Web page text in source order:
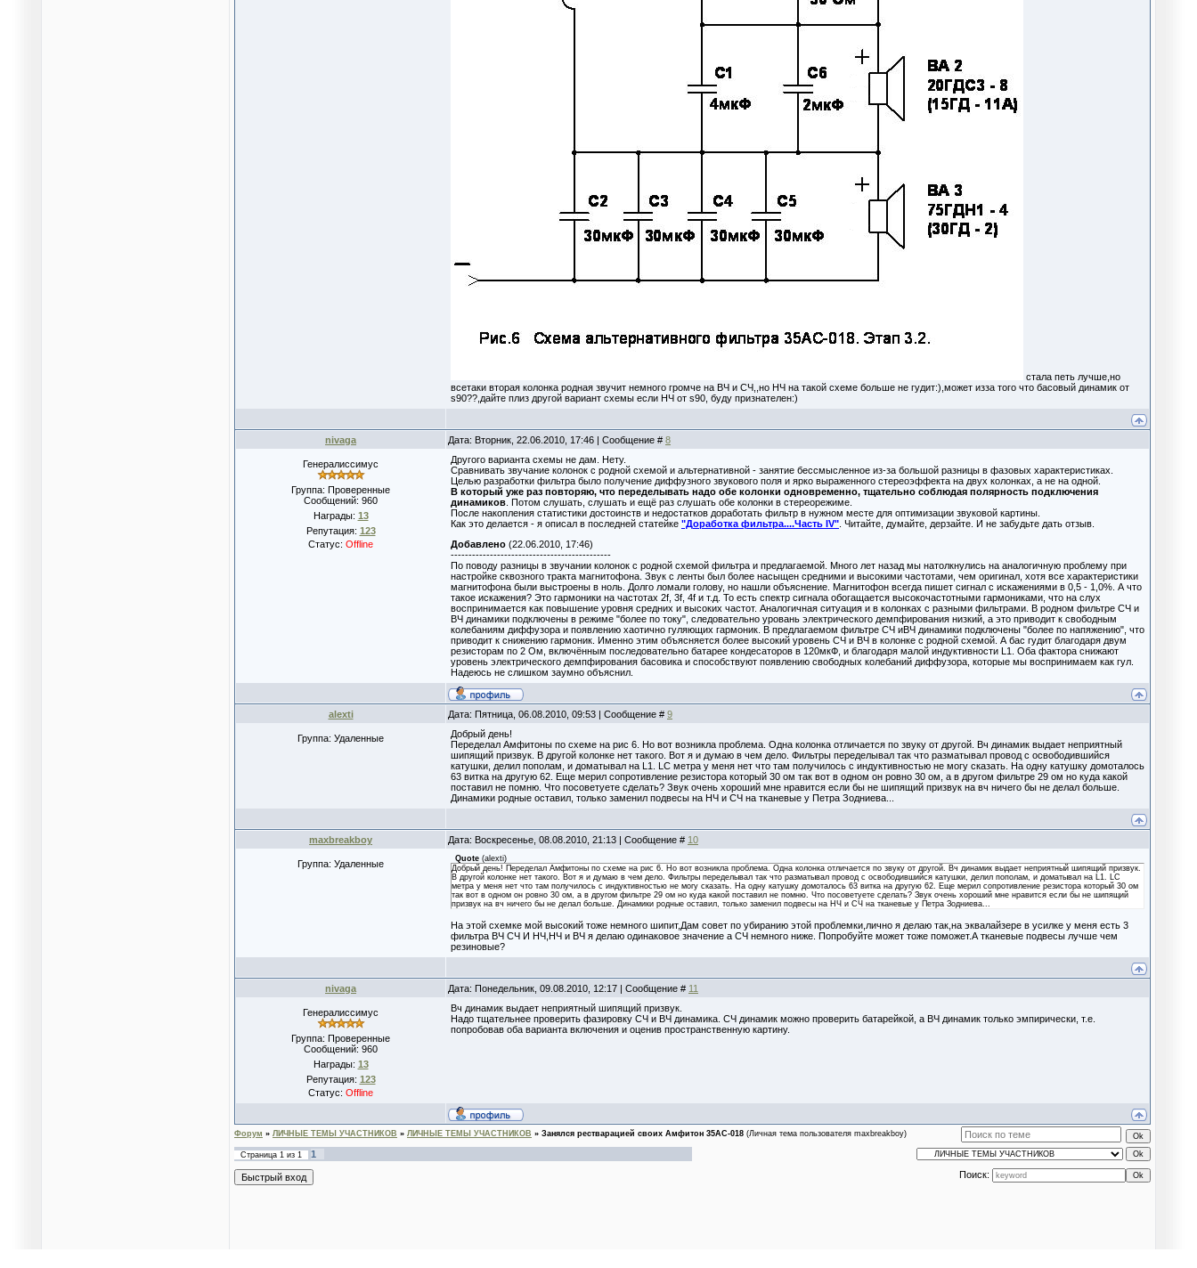
стала петь лучше,но
всетаки вторая колонка родная звучит немного громче на ВЧ и СЧ,,но НЧ на такой схеме больше не гудит:),может изза того что басовый динамик от
s90??,дайте плиз другой вариант схемы если НЧ от s90, буду признателен:)
nivaga Дата: Вторник, 22.06.2010, 17:46 | Сообщение # 8
Генералиссимус
Группа: Проверенные
Сообщений: 960
Награды: 13
Репутация: 123
Статус: Offline
Другого варианта схемы не дам. Нету.
Сравнивать звучание колонок с родной схемой и альтернативной - занятие бессмысленное из-за большой разницы в фазовых характеристиках.
Целью разработки фильтра было получение диффузного звукового поля и ярко выраженного стереоэффекта на двух колонках, а не на одной.
В который уже раз повторяю, что переделывать надо обе колонки одновременно, тщательно соблюдая полярность подключения
динамиков . Потом слушать, слушать и ещё раз слушать обе колонки в стереорежиме.
После накопления статистики достоинств и недостатков доработать фильтр в нужном месте для оптимизации звуковой картины.
Как это делается - я описал в последней статейке "Доработка фильтра....Часть IV" . Читайте, думайте, дерзайте. И не забудьте дать отзыв.
Добавлено (22.06.2010, 17:46)
---------------------------------------------
По поводу разницы в звучании колонок с родной схемой фильтра и предлагаемой. Много лет назад мы натолкнулись на аналогичную проблему при
настройке сквозного тракта магнитофона. Звук с ленты был более насыщен средними и высокими частотами, чем оригинал, хотя все характеристики
магнитофона были выстроены в ноль. Долго ломали голову, но нашли объяснение. Магнитофон всегда пишет сигнал с искажениями в 0,5 - 1,0%. А что
такое искажения? Это гармоники на частотах 2f, 3f, 4f и т.д. То есть спектр сигнала обогащается высокочастотными гармониками, что на слух
воспринимается как повышение уровня средних и высоких частот. Аналогичная ситуация и в колонках с разными фильтрами. В родном фильтре СЧ и
ВЧ динамики подключены в режиме "более по току", следовательно уровань электрического демпфирования низкий, а это приводит к свободным
колебаниям диффузора и появлению хаотично гуляющих гармоник. В предлагаемом фильтре СЧ иВЧ динамики подключены "более по напяжению", что
приводит к снижению гармоник. Именно этим объясняется более высокий уровень СЧ и ВЧ в колонке с родной схемой. А бас гудит благодаря двум
резисторам по 2 Ом, включённым последовательно батарее кондесаторов в 120мкФ, и благодаря малой индуктивности L1. Оба фактора снижают
уровень электрического демпфирования басовика и способствуют появлению свободных колебаний диффузора, которые мы воспринимаем как гул.
Надеюсь не слишком заумно объяснил.
alexti Дата: Пятница, 06.08.2010, 09:53 | Сообщение # 9
Группа: Удаленные
Добрый день!
Переделал Амфитоны по схеме на рис 6. Но вот возникла проблема. Одна колонка отличается по звуку от другой. Вч динамик выдает неприятный
шипящий призвук. В другой колонке нет такого. Вот я и думаю в чем дело. Фильтры переделывал так что разматывал провод с освободившийся
катушки, делил пополам, и доматывал на L1. LC метра у меня нет что там получилось с индуктивностью не могу сказать. На одну катушку домоталось
63 витка на другую 62. Еще мерил сопротивление резистора который 30 ом так вот в одном он ровно 30 ом, а в другом фильтре 29 ом но куда какой
поставил не помню. Что посоветуете сделать? Звук очень хороший мне нравится если бы не шипящий призвук на вч ничего бы не делал больше.
Динамики родные оставил, только заменил подвесы на НЧ и СЧ на тканевые у Петра Зодниева...
maxbreakboy Дата: Воскресенье, 08.08.2010, 21:13 | Сообщение # 10
Группа: Удаленные Quote (alexti)
Добрый день! Переделал Амфитоны по схеме на рис 6. Но вот возникла проблема. Одна колонка отличается по звуку от другой. Вч динамик выдает неприятный шипящий призвук.
В другой колонке нет такого. Вот я и думаю в чем дело. Фильтры переделывал так что разматывал провод с освободившийся катушки, делил пополам, и доматывал на L1. LC
метра у меня нет что там получилось с индуктивностью не могу сказать. На одну катушку домоталось 63 витка на другую 62. Еще мерил сопротивление резистора который 30 ом
так вот в одном он ровно 30 ом, а в другом фильтре 29 ом но куда какой поставил не помню. Что посоветуете сделать? Звук очень хороший мне нравится если бы не шипящий
призвук на вч ничего бы не делал больше. Динамики родные оставил, только заменил подвесы на НЧ и СЧ на тканевые у Петра Зодниева...
На этой схемке мой высокий тоже немного шипит,Дам совет по убиранию этой проблемки,лично я делаю так,на эквалайзере в усилке у меня есть 3
фильтра ВЧ СЧ И НЧ,НЧ и ВЧ я делаю одинаковое значение а СЧ немного ниже. Попробуйте может тоже поможет.А тканевые подвесы лучше чем
резиновые?
nivaga Дата: Понедельник, 09.08.2010, 12:17 | Сообщение # 11
Генералиссимус
Группа: Проверенные
Сообщений: 960
Награды: 13
Репутация: 123
Статус: Offline
Вч динамик выдает неприятный шипящий призвук.
Надо тщательнее проверить фазировку СЧ и ВЧ динамика. СЧ динамик можно проверить батарейкой, а ВЧ динамик только эмпирически, т.е.
попробовав оба варианта включения и оценив пространственную картину.
Форум » ЛИЧНЫЕ ТЕМЫ УЧАСТНИКОВ » ЛИЧНЫЕ ТЕМЫ УЧАСТНИКОВ » Занялся рестварацией своих Амфитон 35АС-018 (Личная тема пользователя maxbreakboy)
Страница 1 из 1
1
Поиск: